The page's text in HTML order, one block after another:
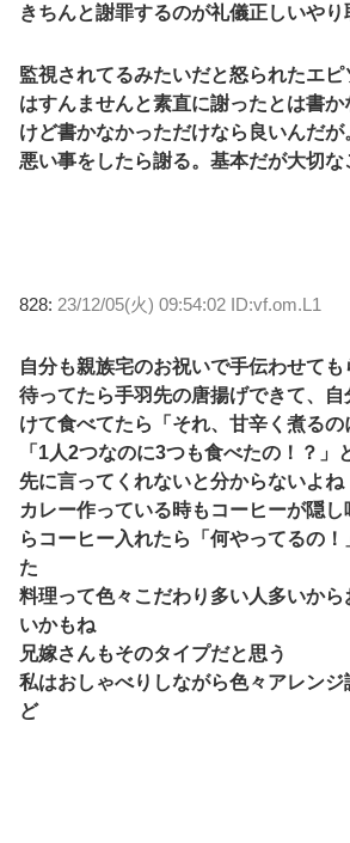
きちんと謝罪するのが礼儀正しいやり
監視されてるみたいだと怒られたエ
はすんませんと素直に謝ったとは書
けど書かなかっただけなら良いんだが
悪い事をしたら謝る。基本だが大切な
828: 23/12/05(火) 09:54:02 ID:vf.om.L1
自分も親族宅のお祝いで手伝わせて
待ってたら手羽先の唐揚げできて、
けて食べてたら「それ、甘辛く煮るの
「1人2つなのに3つも食べたの！？」
先に言ってくれないと分からないよね
カレー作っている時もコーヒーが隠
らコーヒー入れたら「何やってるの
た
料理って色々こだわり多い人多いから
いかもね
兄嫁さんもそのタイプだと思う
私はおしゃべりしながら色々アレン
ど